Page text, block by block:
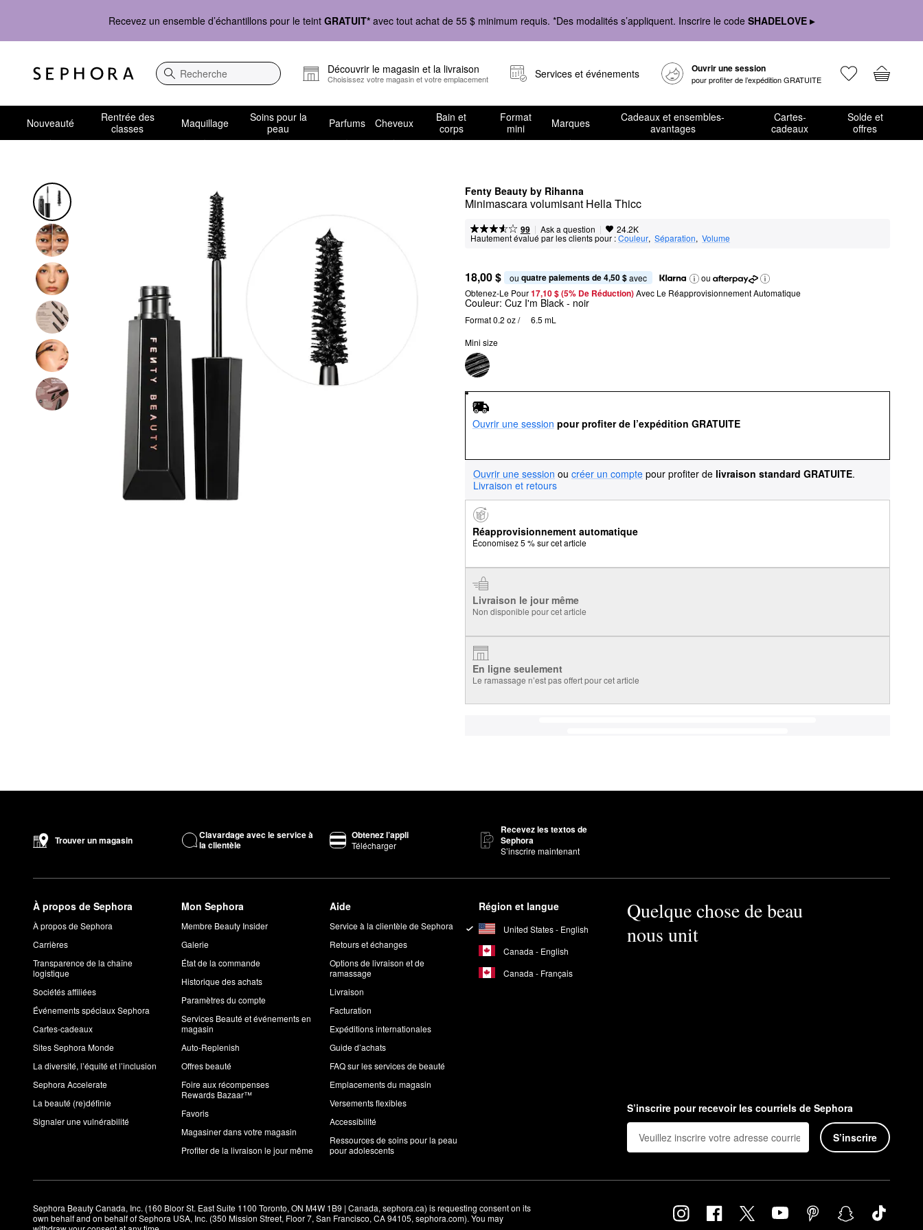
Recevez un ensemble d’échantillons pour le teint GRATUIT* avec tout achat de 55 $ minimum requis. *Des modalités s’appliquent. Inscrire le code SHADELOVE ▸
Recherche
Découvrir le magasin et la livraison
Choisissez votre magasin et votre emplacement Services et événements Ouvrir une session
pour profiter de l’expédition GRATUITE
Nouveauté
Rentrée des
classes
Maquillage
Soins pour la
peau
Parfums Cheveux
Bain et
corps
Format
mini
Marques
Cadeaux et ensembles-
avantages
Cartes-
cadeaux
Solde et
offres
Fenty Beauty by Rihanna
Minimascara volumisant Hella Thicc
99 | Ask a question | 24.2K
Hautement évalué par les clients pour :Couleur, Séparation, Volume
18,00 $ ou quatre paiements de 4,50 $ avec
ou
Obtenez-Le Pour17,10 $ (5% De Réduction) Avec Le Réapprovisionnement Automatique
Couleur: Cuz I'm Black - noir
Format 0.2 oz / 	6.5 mL
Mini size
Ouvrir une session pour profiter de l’expédition GRATUITE
Ouvrir une session ou créer un compte pour profiter de livraison standard GRATUITE.
Livraison et retours
Réapprovisionnement automatique
Économisez 5 % sur cet article
Livraison le jour même
Non disponible pour cet article
En ligne seulement
Le ramassage n’est pas offert pour cet article
Trouver un magasin
Clavardage avec le service à
la clientèle
Obtenez l’appli
Télécharger
Recevez les textos de
Sephora
S’inscrire maintenant
À propos de Sephora
À propos de Sephora
Carrières
Transparence de la chaîne
logistique
Sociétés affiliées
Événements spéciaux Sephora
Cartes-cadeaux
Sites Sephora Monde
La diversité, l’équité et l’inclusion
Sephora Accelerate
La beauté (re)définie
Signaler une vulnérabilité
Mon Sephora
Membre Beauty Insider
Galerie
État de la commande
Historique des achats
Paramètres du compte
Services Beauté et événements en
magasin
Auto-Replenish
Offres beauté
Foire aux récompenses
Rewards Bazaar™
Favoris
Magasiner dans votre magasin
Profiter de la livraison le jour même
Aide
Service à la clientèle de Sephora
Retours et échanges
Options de livraison et de
ramassage
Livraison
Facturation
Expéditions internationales
Guide d’achats
FAQ sur les services de beauté
Emplacements du magasin
Versements flexibles
Accessibilité
Ressources de soins pour la peau
pour adolescents
Région et langue
United States - English
Canada - English
Canada - Français
Quelque chose de beau
nous unit
S’inscrire pour recevoir les courriels de Sephora
S’inscrire
Sephora Beauty Canada, Inc. (160 Bloor St. East Suite 1100 Toronto, ON M4W 1B9 | Canada, sephora.ca) is requesting consent on its
own behalf and on behalf of Sephora USA, Inc. (350 Mission Street, Floor 7, San Francisco, CA 94105, sephora.com). You may